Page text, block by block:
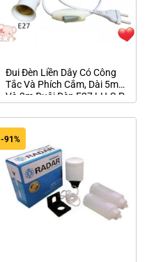
Đui Đèn Liền Dây Có Công
Tắc Và Phích Cắm, Dài 5m
Và 3m Đuôi Đèn E27 LH-S-P-
-91%